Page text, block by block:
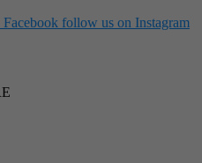
Facebook follow us on Instagram